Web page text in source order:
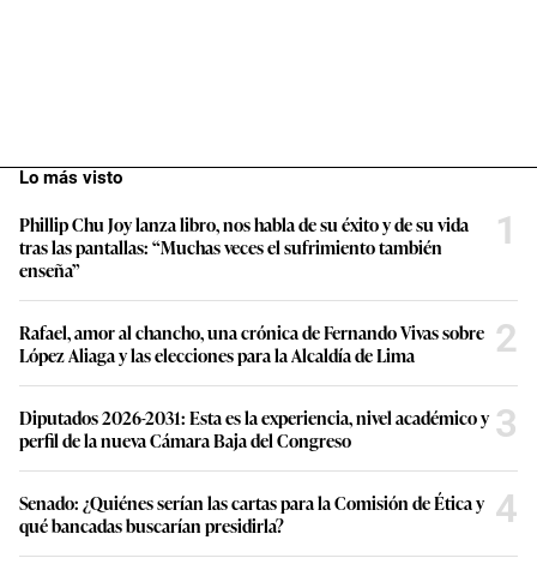
Lo más visto
Phillip Chu Joy lanza libro, nos habla de su éxito y de su vida
tras las pantallas: “Muchas veces el sufrimiento también
enseña”
1
Rafael, amor al chancho, una crónica de Fernando Vivas sobre
López Aliaga y las elecciones para la Alcaldía de Lima
2
Diputados 2026-2031: Esta es la experiencia, nivel académico y
perfil de la nueva Cámara Baja del Congreso
3
Senado: ¿Quiénes serían las cartas para la Comisión de Ética y
qué bancadas buscarían presidirla?
4